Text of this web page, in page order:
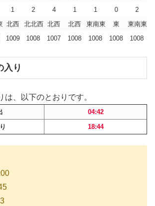
1 2 4 1 1 0
2
北西 北北西 北西 北西 東南東 東
東南東
1009 1008 1007 1008 1008 1008 1008
入り
は、以下のとおりです。
04:42
18:44